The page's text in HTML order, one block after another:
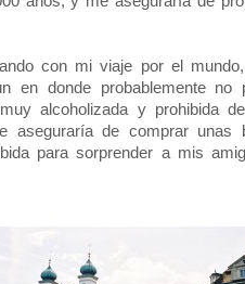
con mi viaje por el
en donde probablemente no
alcoholizada y prohibida de
aseguraría de comprar unas
para sorprender a mis